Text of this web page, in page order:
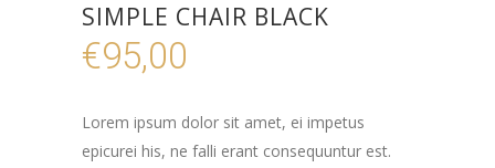
SIMPLE CHAIR BLACK
€95,00
Lorem ipsum dolor sit amet, ei impetus
epicurei his, ne falli erant consequuntur est.